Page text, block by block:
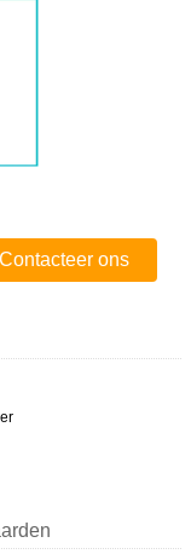
Contacteer ons